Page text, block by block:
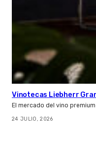
Vinotecas Liebherr
El mercado del vino
24 JULIO, 2026